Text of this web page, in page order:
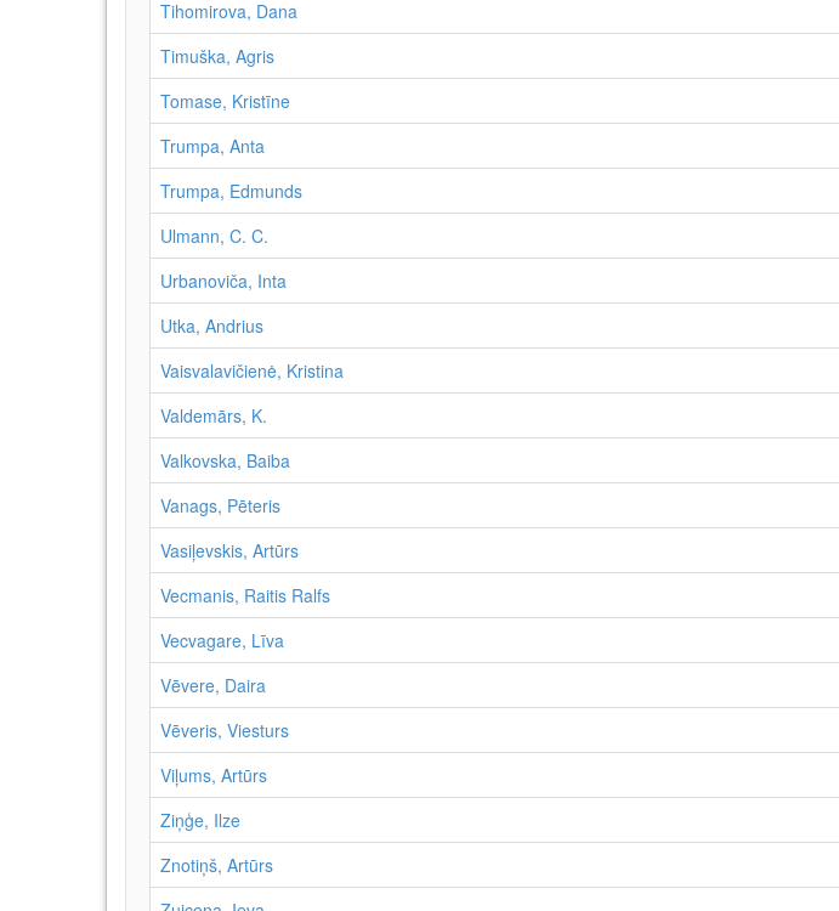
Tihomirova, Dana
Timuška, Agris
Tomase, Kristīne
Trumpa, Anta
Trumpa, Edmunds
Ulmann, C. C.
Urbanoviča, Inta
Utka, Andrius
Vaisvalavičienė, Kristina
Valdemārs, K.
Valkovska, Baiba
Vanags, Pēteris
Vasiļevskis, Artūrs
Vecmanis, Raitis Ralfs
Vecvagare, Līva
Vēvere, Daira
Vēveris, Viesturs
Viļums, Artūrs
Ziņģe, Ilze
Znotiņš, Artūrs